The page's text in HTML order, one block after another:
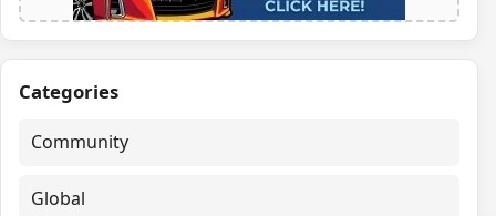
Categories
Community
Global